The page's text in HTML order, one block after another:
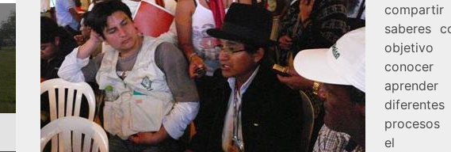
saberes
diferentes
procesos
el